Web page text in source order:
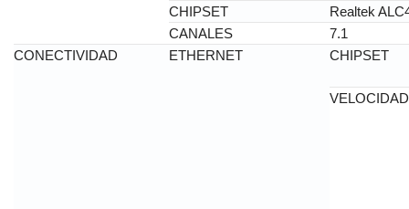
CHIPSET
Realtek
CANALES
7.1
CONECTIVIDAD
ETHERNET CHIPSET
VELOCIDAD